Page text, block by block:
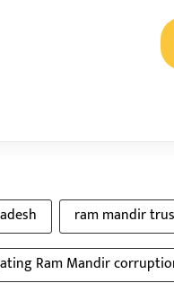
ram mandir
Ram Mandir